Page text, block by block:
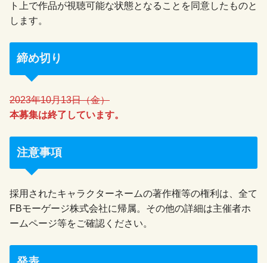
ト上で作品が視聴可能な状態となることを同意したものと
します。
締め切り
2023年10月13日（金）
本募集は終了しています。
注意事項
採用されたキャラクターネームの著作権等の権利は、全て
FBモーゲージ株式会社に帰属。その他の詳細は主催者ホ
ームページ等をご確認ください。